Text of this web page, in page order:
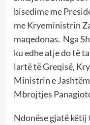
bisedime me
me Kryeministrin
maqedonas. Nga
ku edhe atje do të
lartë të Greqisë,
Ministrin e
Mbrojtjes
Ndonëse gjatë